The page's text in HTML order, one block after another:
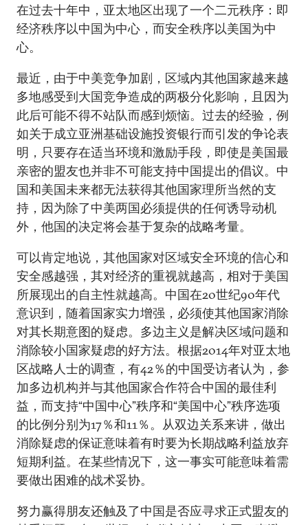
在过去十年中，亚太地区出现了一个二元秩序：即
经济秩序以中国为中心，而安全秩序以美国为中
心。
最近，由于中美竞争加剧，区域内其他国家越来越
多地感受到大国竞争造成的两极分化影响，且因为
此后可能不得不站队而感到烦恼。过去的经验，例
如关于成立亚洲基础设施投资银行而引发的争论表
明，只要存在适当环境和激励手段，即使是美国最
亲密的盟友也并非不可能支持中国提出的倡议。中
国和美国未来都无法获得其他国家理所当然的支
持，因为除了中美两国必须提供的任何诱导动机
外，他国的决定将会基于复杂的战略考量。
可以肯定地说，其他国家对区域安全环境的信心和
安全感越强，其对经济的重视就越高，相对于美国
所展现出的自主性就越高。中国在20世纪90年代
意识到，随着国家实力增强，必须使其他国家消除
对其长期意图的疑虑。多边主义是解决区域问题和
消除较小国家疑虑的好方法。根据2014年对亚太地
区战略人士的调查，有42％的中国受访者认为，参
加多边机构并与其他国家合作符合中国的最佳利
益，而支持“中国中心”秩序和“美国中心”秩序选项
的比例分别为17％和11％。从双边关系来讲，做出
消除疑虑的保证意味着有时要为长期战略利益放弃
短期利益。在某些情况下，这一事实可能意味着需
要做出困难的战术妥协。
努力赢得朋友还触及了中国是否应寻求正式盟友的